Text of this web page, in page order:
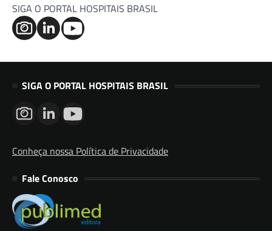
SIGA O PORTAL HOSPITAIS BRASIL
SIGA O PORTAL HOSPITAIS BRASIL
Conheça nossa Política de Privacidade
Fale Conosco